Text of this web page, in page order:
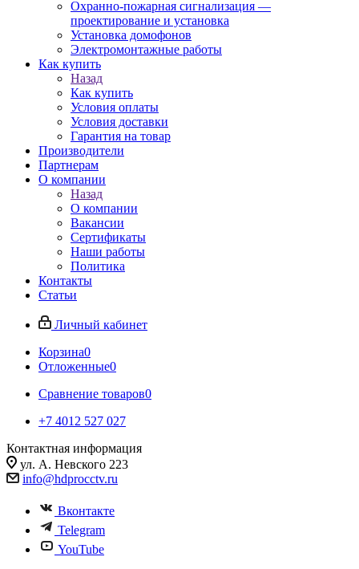
Охранно-пожарная сигнализация —
проектирование и установка
Установка домофонов
Электромонтажные работы
Как купить
Назад
Как купить
Условия оплаты
Условия доставки
Гарантия на товар
Производители
Партнерам
О компании
Назад
О компании
Вакансии
Сертификаты
Наши работы
Политика
Контакты
Статьи
Личный кабинет
Корзина0
Отложенные0
Сравнение товаров0
+7 4012 527 027
Контактная информация
ул. А. Невского 223
info@hdprocctv.ru
Вконтакте
Telegram
YouTube